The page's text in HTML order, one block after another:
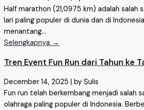
Half marathon (21,0975 km) adalah salah
lari paling populer di dunia dan di
menantang...
Selengkapnya →
Tren Event Fun Run dari Tahun ke
December 14, 2025 | by Sulis
Fun run telah berkembang menjadi salah
olahraga paling populer di Indonesia.